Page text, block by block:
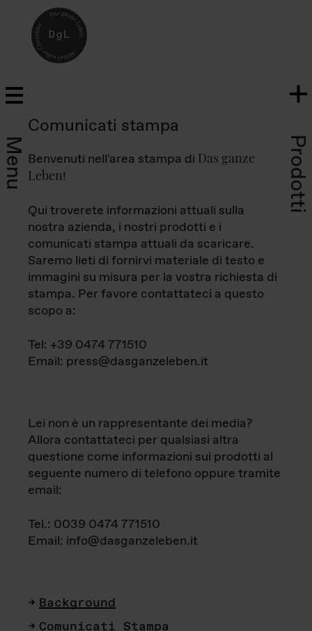
Menu Prodotti
Comunicati stampa
Benvenuti nell'area stampa di Das ganze
Leben!
Qui troverete informazioni attuali sulla
nostra azienda, i nostri prodotti e i
comunicati stampa attuali da scaricare.
Saremo lieti di fornirvi materiale di testo e
immagini su misura per la vostra richiesta di
stampa. Per favore contattateci a questo
scopo a:
Tel: +39 0474 771510
Email: press@dasganzeleben.it
Lei non è un rappresentante dei media?
Allora contattateci per qualsiasi altra
questione come informazioni sui prodotti al
seguente numero di telefono oppure tramite
email:
Tel.: 0039 0474 771510
Email: info@dasganzeleben.it
Background
Comunicati Stampa